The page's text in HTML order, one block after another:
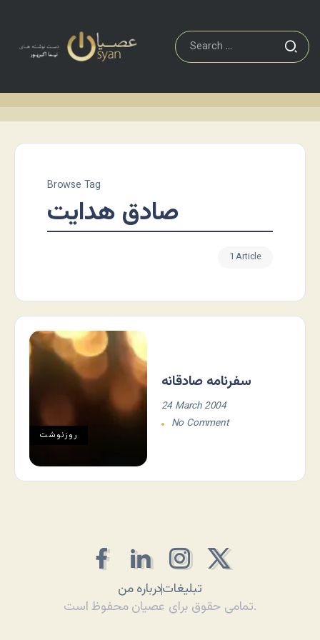
Browse Tag
صادق هدایت
1 Article
روزنوشت
سفرنامه صادقانه
24 March 2004
No Comment
درباره منتبلیغات
تمامی حقوق برای عصیان محفوظ است.